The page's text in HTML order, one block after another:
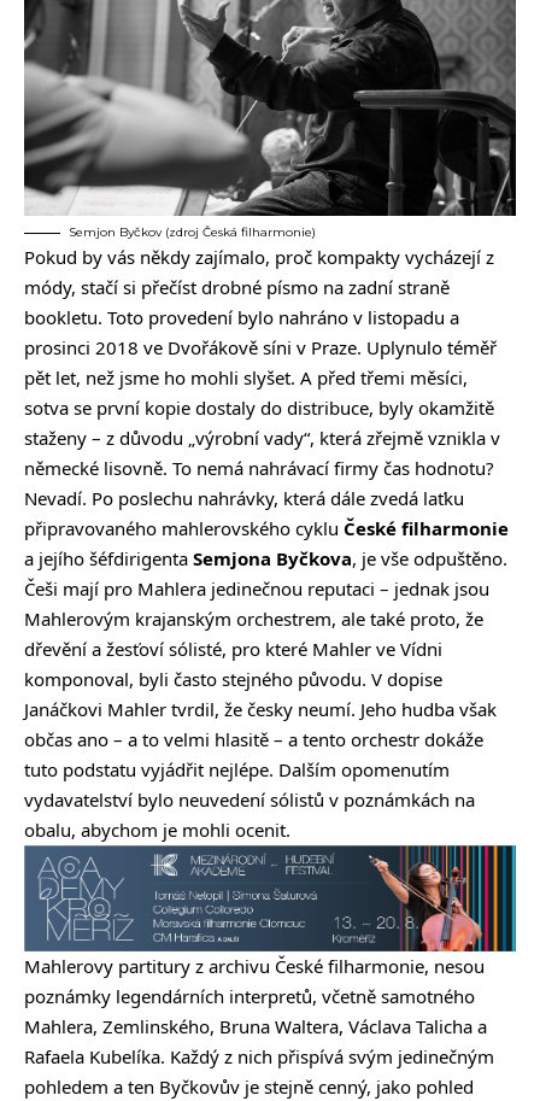
Semjon Byčkov (zdroj Česká filharmonie)
Pokud by vás někdy zajímalo, proč kompakty vycházejí z
módy, stačí si přečíst drobné písmo na zadní straně
bookletu. Toto provedení bylo nahráno v listopadu a
prosinci 2018 ve Dvořákově síni v Praze. Uplynulo téměř
pět let, než jsme ho mohli slyšet. A před třemi měsíci,
sotva se první kopie dostaly do distribuce, byly okamžitě
staženy – z důvodu „výrobní vady“, která zřejmě vznikla v
německé lisovně. To nemá nahrávací firmy čas hodnotu?
Nevadí. Po poslechu nahrávky, která dále zvedá laťku
připravovaného mahlerovského cyklu České filharmonie
a jejího šéfdirigenta Semjona Byčkova, je vše odpuštěno.
Češi mají pro Mahlera jedinečnou reputaci – jednak jsou
Mahlerovým krajanským orchestrem, ale také proto, že
dřevění a žesťoví sólisté, pro které Mahler ve Vídni
komponoval, byli často stejného původu. V dopise
Janáčkovi Mahler tvrdil, že česky neumí. Jeho hudba však
občas ano – a to velmi hlasitě – a tento orchestr dokáže
tuto podstatu vyjádřit nejlépe. Dalším opomenutím
vydavatelství bylo neuvedení sólistů v poznámkách na
obalu, abychom je mohli ocenit.
Mahlerovy partitury z archivu České filharmonie, nesou
poznámky legendárních interpretů, včetně samotného
Mahlera, Zemlinského, Bruna Waltera, Václava Talicha a
Rafaela Kubelíka. Každý z nich přispívá svým jedinečným
pohledem a ten Byčkovův je stejně cenný, jako pohled